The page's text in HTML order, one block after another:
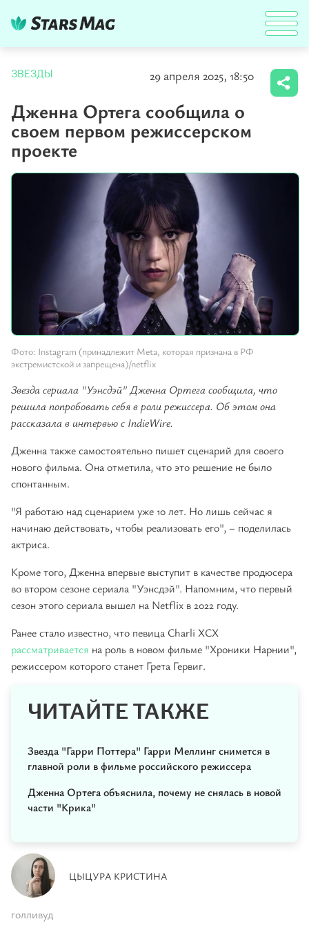
ЗВЕЗДЫ 29 апреля 2025, 18:50
Дженна Ортега сообщила о
своем первом режиссерском
проекте
Фото: Instagram (принадлежит Meta, которая признана в РФ
экстремистской и запрещена)/netflix
Звезда сериала "Уэнсдэй" Дженна Ортега сообщила, что
решила попробовать себя в роли режиссера. Об этом она
рассказала в интервью с IndieWire.
Дженна также самостоятельно пишет сценарий для своего
нового фильма. Она отметила, что это решение не было
спонтанным.
"Я работаю над сценарием уже 10 лет. Но лишь сейчас я
начинаю действовать, чтобы реализовать его", – поделилась
актриса.
Кроме того, Дженна впервые выступит в качестве продюсера
во втором сезоне сериала "Уэнсдэй". Напомним, что первый
сезон этого сериала вышел на Netflix в 2022 году.
Ранее стало известно, что певица Charli XCX
рассматривается на роль в новом фильме "Хроники Нарнии",
режиссером которого станет Грета Гервиг.
ЧИТАЙТЕ ТАКЖЕ
Звезда "Гарри Поттера" Гарри Меллинг снимется в
главной роли в фильме российского режиссера
Дженна Ортега объяснила, почему не снялась в новой
части "Крика"
ЦЫЦУРА КРИСТИНА
голливуд